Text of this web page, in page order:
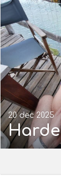
20 dec 2025